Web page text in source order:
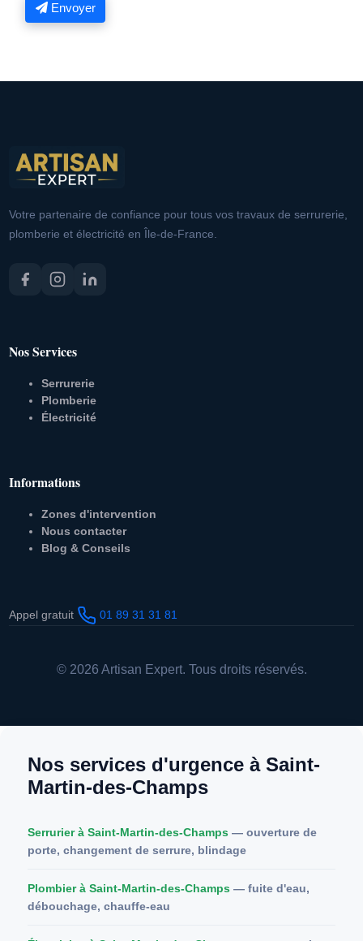
Envoyer
Votre partenaire de confiance pour tous vos travaux de serrurerie,
plomberie et électricité en Île-de-France.
Nos Services
Serrurerie
Plomberie
Électricité
Informations
Zones d'intervention
Nous contacter
Blog & Conseils
Appel gratuit 01 89 31 31 81
© 2026 Artisan Expert. Tous droits réservés.
Nos services d'urgence à Saint-
Martin-des-Champs
Serrurier à Saint-Martin-des-Champs — ouverture de
porte, changement de serrure, blindage
Plombier à Saint-Martin-des-Champs — fuite d'eau,
débouchage, chauffe-eau